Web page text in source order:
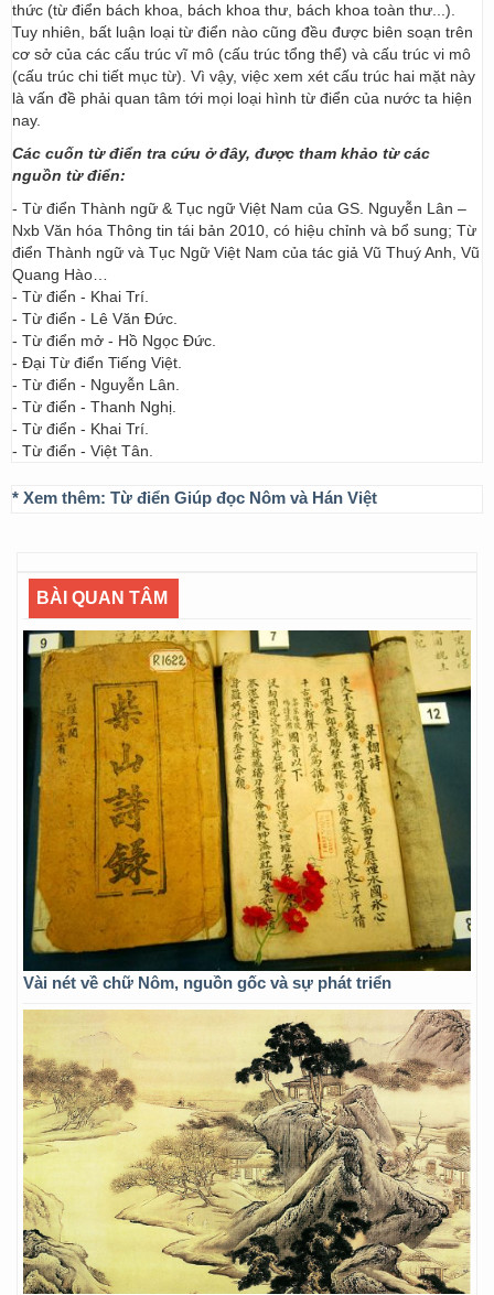
thức (từ điển bách khoa, bách khoa thư, bách khoa toàn thư...).
Tuy nhiên, bất luận loại từ điển nào cũng đều được biên soạn trên
cơ sở của các cấu trúc vĩ mô (cấu trúc tổng thể) và cấu trúc vi mô
(cấu trúc chi tiết mục từ). Vì vậy, việc xem xét cấu trúc hai mặt này
là vấn đề phải quan tâm tới mọi loại hình từ điển của nước ta hiện
nay.
Các cuốn từ điển tra cứu ở đây, được tham khảo từ các
nguồn từ điển:
- Từ điển Thành ngữ & Tục ngữ Việt Nam của GS. Nguyễn Lân –
Nxb Văn hóa Thông tin tái bản 2010, có hiệu chỉnh và bổ sung; Từ
điển Thành ngữ và Tục Ngữ Việt Nam của tác giả Vũ Thuý Anh, Vũ
Quang Hào…
- Từ điển - Khai Trí.
- Từ điển - Lê Văn Đức.
- Từ điển mở - Hồ Ngọc Đức.
- Đại Từ điển Tiếng Việt.
- Từ điển - Nguyễn Lân.
- Từ điển - Thanh Nghị.
- Từ điển - Khai Trí.
- Từ điển - Việt Tân.
* Xem thêm: Từ điển Giúp đọc Nôm và Hán Việt
BÀI QUAN TÂM
Vài nét về chữ Nôm, nguồn gốc và sự phát triển